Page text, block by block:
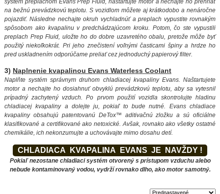
systém preplachom Evans Prep Fluid, naštartujte motor a nechajte ho prehriať
na bežnú prevádzkovú teplotu. S vozidlom môžete aj krátkodobo a nenáročne
pojazdiť. Následne nechajte okruh vychladnúť a preplach vypustite rovnakým
spôsobom ako kvapalinu v predchádzajúcom kroku. Potom, čo ste vypustili
preplach Prep Fluid, uložte ho do dobre uzavretého obalu, pretože môže byť
použitý niekoľkokrát. Pri jeho znečistení voľnými časticami špiny a hrdze ho
pred uskladnením odporúčame preliať cez jednoduchý papierový filter.
3) Naplnenie kvapalinou Evans Waterless Coolant
Naplňte systém správnym druhom chladiacej kvapaliny Evans. Naštartujete
motor a nechajte ho dosiahnuť obvyklú prevádzkovú teplotu, aby sa vytesnil
prípadný zachytený vzduch. Po prvom použití vozidla skontrolujte hladinu
chladiacej kvapaliny a dolejte ju, pokiaľ to bude nutné. Evans chladiace
kvapaliny obsahujú patentovanú DeTox™ aditivačnú zložku a sú oficiálne
klasifikované a certifikované ako netoxické. Avšak, rovnako ako všetky ostatné
chemikálie, ich nekonzumujte a uchovávajte mimo dosahu detí.
CHLADIACA KVAPALINA EVANS JE NAVŽDY !
Pokiaľ nezostane chladiaci systém otvorený s prístupom vzduchu alebo
nebude kontaminovaný vodou, vydrží rovnako dlho, ako motor samotný.